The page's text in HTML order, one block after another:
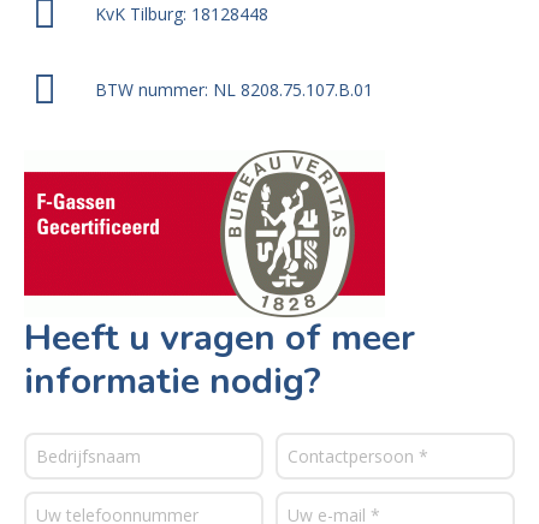
KvK Tilburg: 18128448
BTW nummer: NL 8208.75.107.B.01
Heeft u vragen of meer
informatie nodig?